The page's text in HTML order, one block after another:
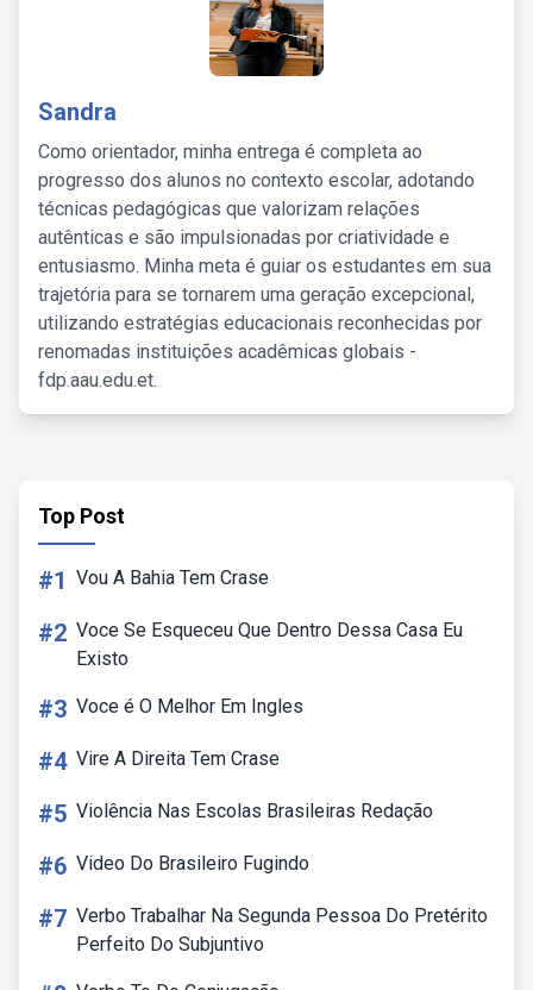
Sandra
Como orientador, minha entrega é completa ao
progresso dos alunos no contexto escolar, adotando
técnicas pedagógicas que valorizam relações
autênticas e são impulsionadas por criatividade e
entusiasmo. Minha meta é guiar os estudantes em sua
trajetória para se tornarem uma geração excepcional,
utilizando estratégias educacionais reconhecidas por
renomadas instituições acadêmicas globais -
fdp.aau.edu.et.
Top Post
#1 Vou A Bahia Tem Crase
#2 Voce Se Esqueceu Que Dentro Dessa Casa Eu
Existo
#3 Voce é O Melhor Em Ingles
#4 Vire A Direita Tem Crase
#5 Violência Nas Escolas Brasileiras Redação
#6 Video Do Brasileiro Fugindo
#7 Verbo Trabalhar Na Segunda Pessoa Do Pretérito
Perfeito Do Subjuntivo